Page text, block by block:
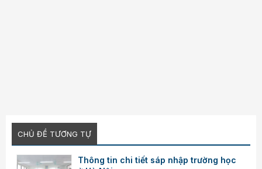
CHỦ ĐỀ TƯƠNG TỰ
Thông tin chi tiết sáp nhập trường học